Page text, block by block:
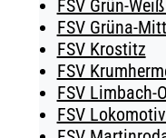
FSV Grün-
FSV Grüna-
FSV Krostitz
FSV
FSV Limbach-
FSV